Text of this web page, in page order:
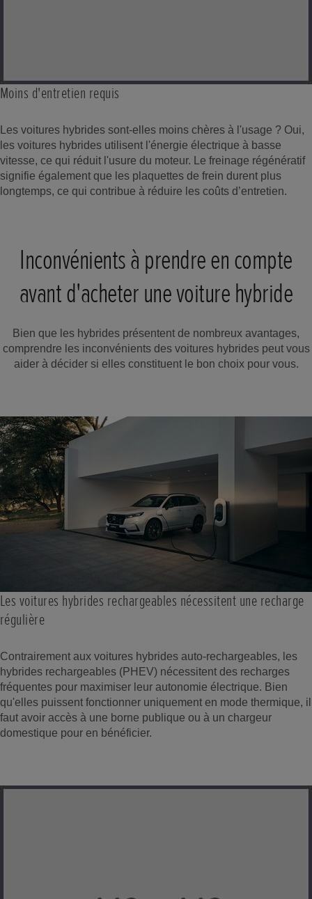
Moins d'entretien requis
Les voitures hybrides sont-elles moins chères à l'usage ? Oui,
les voitures hybrides utilisent l'énergie électrique à basse
vitesse, ce qui réduit l'usure du moteur. Le freinage régénératif
signifie également que les plaquettes de frein durent plus
longtemps, ce qui contribue à réduire les coûts d’entretien.
Inconvénients à prendre en compte
avant d'acheter une voiture hybride
Bien que les hybrides présentent de nombreux avantages,
comprendre les inconvénients des voitures hybrides peut vous
aider à décider si elles constituent le bon choix pour vous.
Les voitures hybrides rechargeables nécessitent une recharge
régulière
Contrairement aux voitures hybrides auto-rechargeables, les
hybrides rechargeables (PHEV) nécessitent des recharges
fréquentes pour maximiser leur autonomie électrique. Bien
qu'elles puissent fonctionner uniquement en mode thermique, il
faut avoir accès à une borne publique ou à un chargeur
domestique pour en bénéficier.